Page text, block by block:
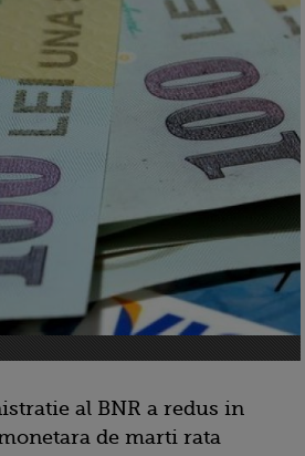
al BNR a redus in
de marti rata